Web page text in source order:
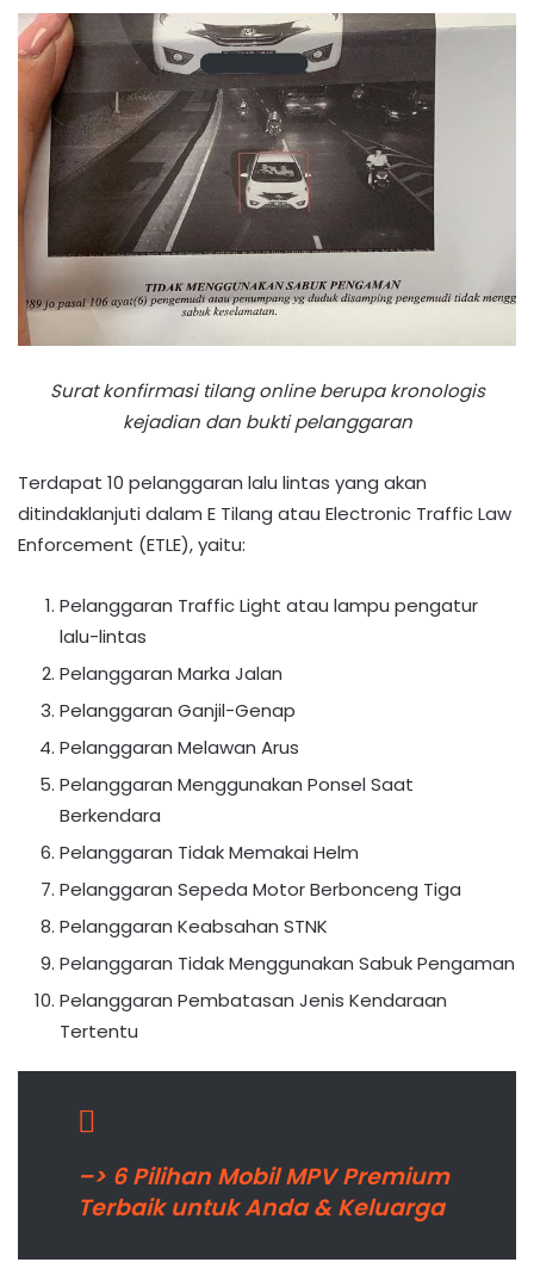
Surat konfirmasi tilang online berupa kronologis
kejadian dan bukti pelanggaran
Terdapat 10 pelanggaran lalu lintas yang akan
ditindaklanjuti dalam E Tilang atau Electronic Traffic Law
Enforcement (ETLE), yaitu:
Pelanggaran Traffic Light atau lampu pengatur
lalu-lintas
Pelanggaran Marka Jalan
Pelanggaran Ganjil-Genap
Pelanggaran Melawan Arus
Pelanggaran Menggunakan Ponsel Saat
Berkendara
Pelanggaran Tidak Memakai Helm
Pelanggaran Sepeda Motor Berbonceng Tiga
Pelanggaran Keabsahan STNK
Pelanggaran Tidak Menggunakan Sabuk Pengaman
Pelanggaran Pembatasan Jenis Kendaraan
Tertentu
–> 6 Pilihan Mobil MPV Premium
Terbaik untuk Anda & Keluarga